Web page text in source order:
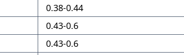
0.38-0.44
0.43-0.6
0.43-0.6